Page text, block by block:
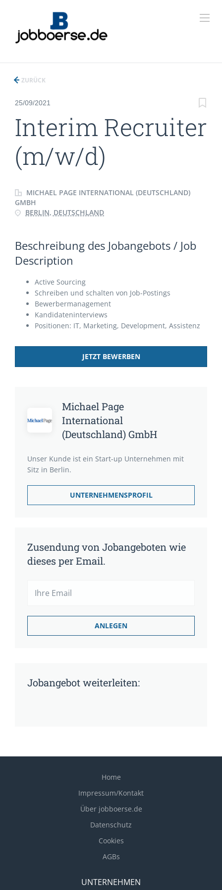
ZURÜCK
25/09/2021
Interim Recruiter
(m/w/d)
MICHAEL PAGE INTERNATIONAL (DEUTSCHLAND)
GMBH
BERLIN, DEUTSCHLAND
Beschreibung des Jobangebots / Job
Description
Active Sourcing
Schreiben und schalten von Job-Postings
Bewerbermanagement
Kandidateninterviews
Positionen: IT, Marketing, Development, Assistenz
JETZT BEWERBEN
Michael Page
International
(Deutschland) GmbH
Unser Kunde ist ein Start-up Unternehmen mit
Sitz in Berlin.
UNTERNEHMENSPROFIL
Zusendung von Jobangeboten wie
dieses per Email.
Jobangebot weiterleiten:
Home
Impressum/Kontakt
Über jobboerse.de
Datenschutz
Cookies
AGBs
UNTERNEHMEN